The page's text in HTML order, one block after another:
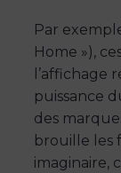
Par
Home »),
l’affichage
puissance
des
brouille les
imaginaire,